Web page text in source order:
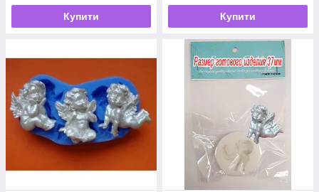
Купити Купити